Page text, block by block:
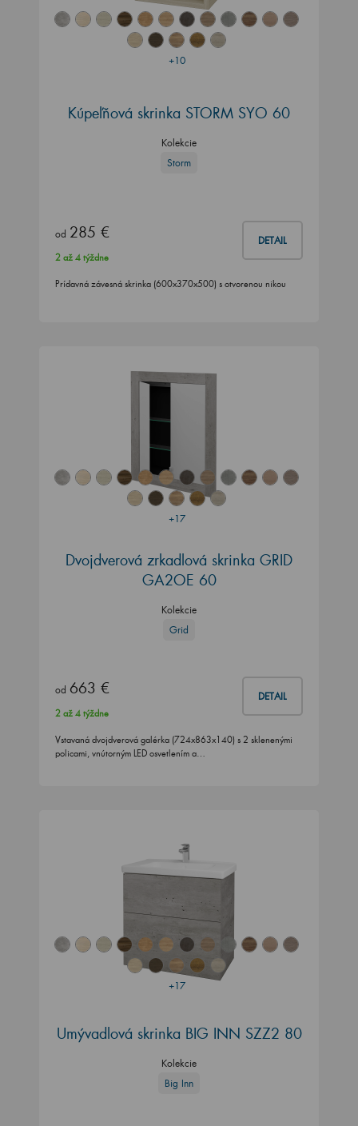
+10
Kúpeľňová skrinka STORM SYO 60
Kolekcie
Storm
od 285 € DETAIL
2 až 4 týždne
Prídavná závesná skrinka (600x370x500) s otvorenou nikou
+17
Dvojdverová zrkadlová skrinka GRID
GA2OE 60
Kolekcie
Grid
od 663 € DETAIL
2 až 4 týždne
Vstavaná dvojdverová galérka (724x863x140) s 2 sklenenými
policami, vnútorným LED osvetlením a…
+17
Umývadlová skrinka BIG INN SZZ2 80
Kolekcie
Big Inn